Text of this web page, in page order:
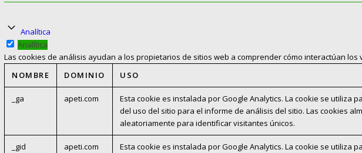
Analítica
Analítica
Las cookies de análisis ayudan a los propietarios de sitios web a comprender cómo interactúan
NOMBRE
DOMINIO USO
_ga apeti.com
Esta cookie es instalada por Google Analytics. La cookie se utiliza
del uso del sitio para el informe de análisis del sitio. Las cookies
aleatoriamente para identificar visitantes únicos.
_gid apeti.com
Esta cookie es instalada por Google Analytics. La cookie se utiliza